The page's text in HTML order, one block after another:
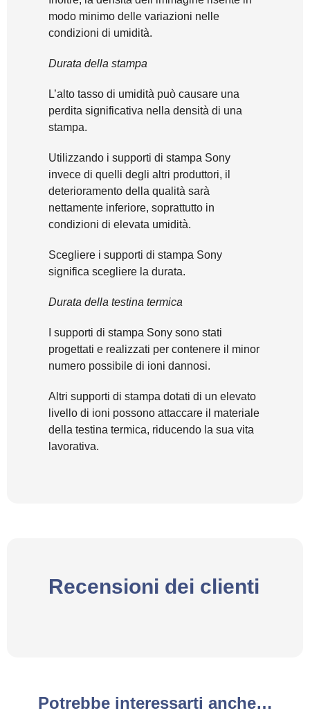
modo minimo delle variazioni nelle
condizioni di umidità.
Durata della stampa
L’alto tasso di umidità può causare una
perdita significativa nella densità di una
stampa.
Utilizzando i supporti di stampa Sony
invece di quelli degli altri produttori, il
deterioramento della qualità sarà
nettamente inferiore, soprattutto in
condizioni di elevata umidità.
Scegliere i supporti di stampa Sony
significa scegliere la durata.
Durata della testina termica
I supporti di stampa Sony sono stati
progettati e realizzati per contenere il minor
numero possibile di ioni dannosi.
Altri supporti di stampa dotati di un elevato
livello di ioni possono attaccare il materiale
della testina termica, riducendo la sua vita
lavorativa.
Recensioni dei clienti
Potrebbe interessarti anche…